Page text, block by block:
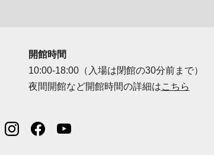
開館時間
10:00-18:00（入場は閉館の30分前まで）
夜間開館など開館時間の詳細はこちら